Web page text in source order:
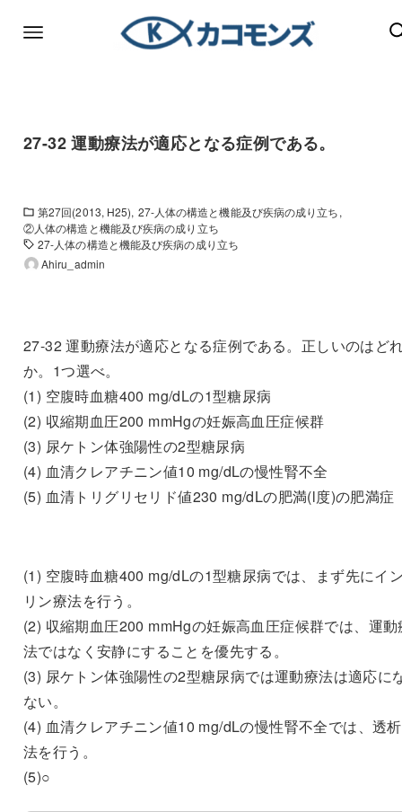
27-32 運動療法が適応となる症例である。
第27回(2013, H25) 27-人体の構造と機能及び疾病の成り立ち
②人体の構造と機能及び疾病の成り立ち
27-人体の構造と機能及び疾病の成り立ち
Ahiru_admin
27-32 運動療法が適応となる症例である。正しいのはど
か。1つ選べ。
(1) 空腹時血糖400 mg/dLの1型糖尿病
(2) 収縮期血圧200 mmHgの妊娠高血圧症候群
(3) 尿ケトン体強陽性の2型糖尿病
(4) 血清クレアチニン値10 mg/dLの慢性腎不全
(5) 血清トリグリセリド値230 mg/dLの肥満(l度)の肥満症
(1) 空腹時血糖400 mg/dLの1型糖尿病では、まず先にイ
リン療法を行う。
(2) 収縮期血圧200 mmHgの妊娠高血圧症候群では、運動
法ではなく安静にすることを優先する。
(3) 尿ケトン体強陽性の2型糖尿病では運動療法は適応に
ない。
(4) 血清クレアチニン値10 mg/dLの慢性腎不全では、透
法を行う。
(5)○